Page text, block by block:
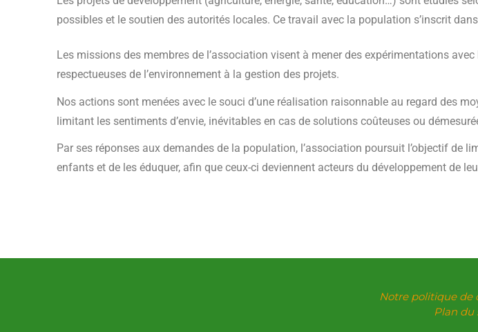
possibles et le soutien des autorités locales. Ce travail avec la population s’inscrit
Les missions des membres de l’association visent à mener des expérimentations
respectueuses de l’environnement à la gestion des projets.
Nos actions sont menées avec le souci d’une réalisation raisonnable au regard des
limitant les sentiments d’envie, inévitables en cas de solutions coûteuses ou
Par ses réponses aux demandes de la population, l’association poursuit l’objectif de
enfants et de les éduquer, afin que ceux-ci deviennent acteurs du développement de
Notre politique de
Plan du